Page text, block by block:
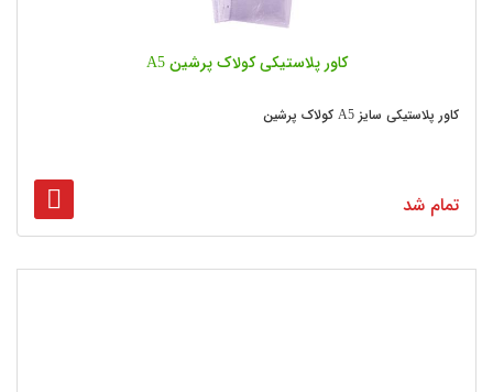
کاور پلاستیکی کولاک پرشین A5
کاور پلاستیکی سایز A5 کولاک پرشین
تمام شد